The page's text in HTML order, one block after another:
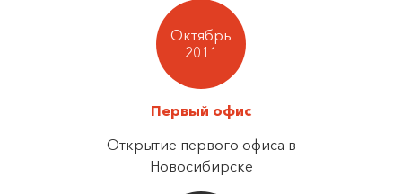
Октябрь
2011
Первый офис
Открытие первого офиса в
Новосибирске